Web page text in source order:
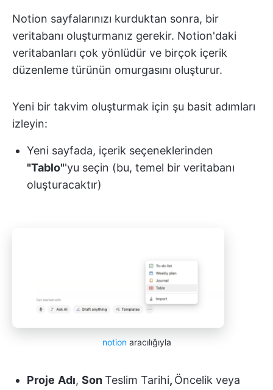
Notion sayfalarınızı kurduktan sonra, bir
veritabanı oluşturmanız gerekir. Notion'daki
veritabanları çok yönlüdür ve birçok içerik
düzenleme türünün omurgasını oluşturur.
Yeni bir takvim oluşturmak için şu basit adımları
izleyin:
Yeni sayfada, içerik seçeneklerinden
"Tablo"'yu seçin (bu, temel bir veritabanı
oluşturacaktır)
notionaracılığıyla
Proje Adı, SonTeslim Tarihi, Öncelik veya